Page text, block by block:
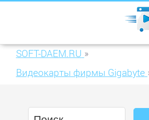
SOFT-DAEM.RU »
Видеокарты фирмы Gigabyte